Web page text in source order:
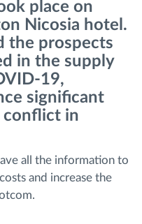
διαδρομής
place on
Nicosia hotel.
the prospects
in the supply
19,
significant
conflict in
all the information to
and increase the